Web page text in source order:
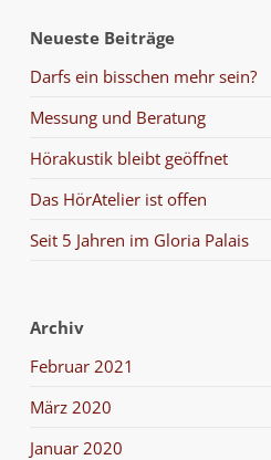
Neueste Beiträge
Darfs ein bisschen mehr sein?
Messung und Beratung
Hörakustik bleibt geöffnet
Das HörAtelier ist offen
Seit 5 Jahren im Gloria Palais
Archiv
Februar 2021
März 2020
Januar 2020